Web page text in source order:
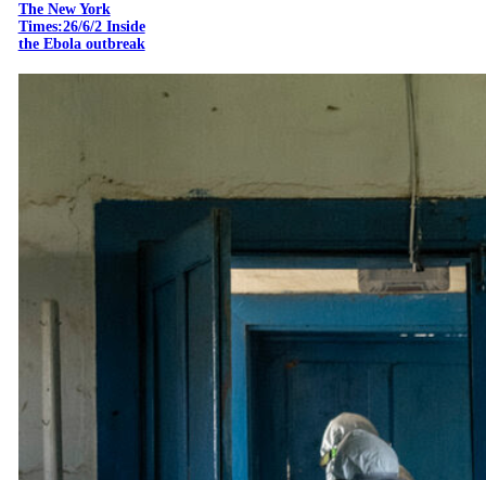
The New York
Times:26/6/2 Inside
the Ebola outbreak